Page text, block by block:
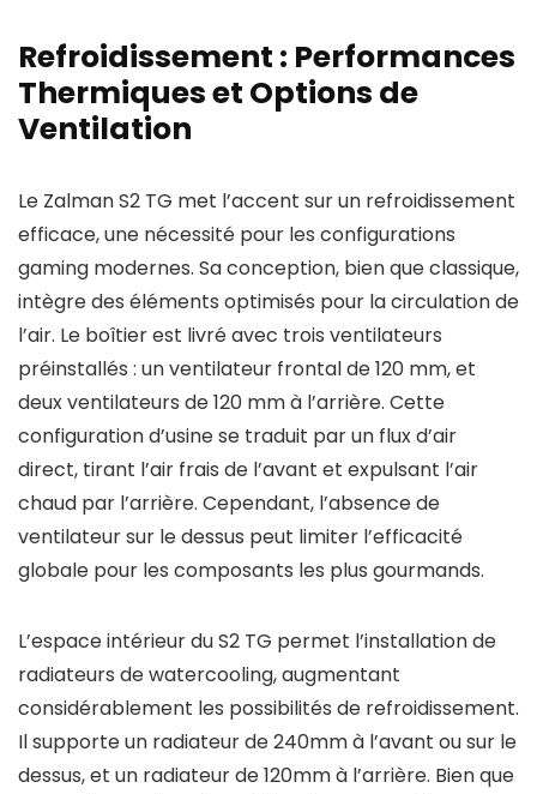
Refroidissement : Performances
Thermiques et Options de
Ventilation
Le Zalman S2 TG met l’accent sur un refroidissement
efficace, une nécessité pour les configurations
gaming modernes. Sa conception, bien que classique,
intègre des éléments optimisés pour la circulation de
l’air. Le boîtier est livré avec trois ventilateurs
préinstallés : un ventilateur frontal de 120 mm, et
deux ventilateurs de 120 mm à l’arrière. Cette
configuration d’usine se traduit par un flux d’air
direct, tirant l’air frais de l’avant et expulsant l’air
chaud par l’arrière. Cependant, l’absence de
ventilateur sur le dessus peut limiter l’efficacité
globale pour les composants les plus gourmands.
L’espace intérieur du S2 TG permet l’installation de
radiateurs de watercooling, augmentant
considérablement les possibilités de refroidissement.
Il supporte un radiateur de 240mm à l’avant ou sur le
dessus, et un radiateur de 120mm à l’arrière. Bien que